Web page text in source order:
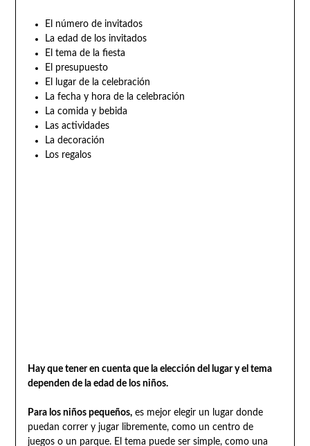
El número de invitados
La edad de los invitados
El tema de la fiesta
El presupuesto
El lugar de la celebración
La fecha y hora de la celebración
La comida y bebida
Las actividades
La decoración
Los regalos
Hay que tener en cuenta que la elección del lugar y el tema
dependen de la edad de los niños.
Para los niños pequeños,es mejor elegir un lugar donde
puedan correr y jugar libremente, como un centro de
juegos o un parque. El tema puede ser simple, como una